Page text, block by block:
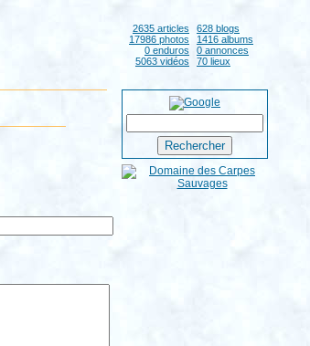
2635 articles
628 blogs
17986 photos
1416 albums
0 enduros
0 annonces
5063 vidéos
70 lieux